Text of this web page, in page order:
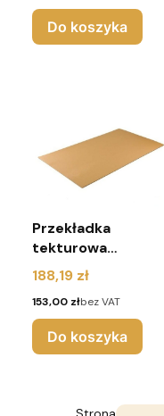
Do koszyka
Przekładka
tekturowa
920x730 mm 3W
(pakiet 90 sztuk)
Cena
188,19 zł
Cena
153,00 złbez VAT
Do koszyka